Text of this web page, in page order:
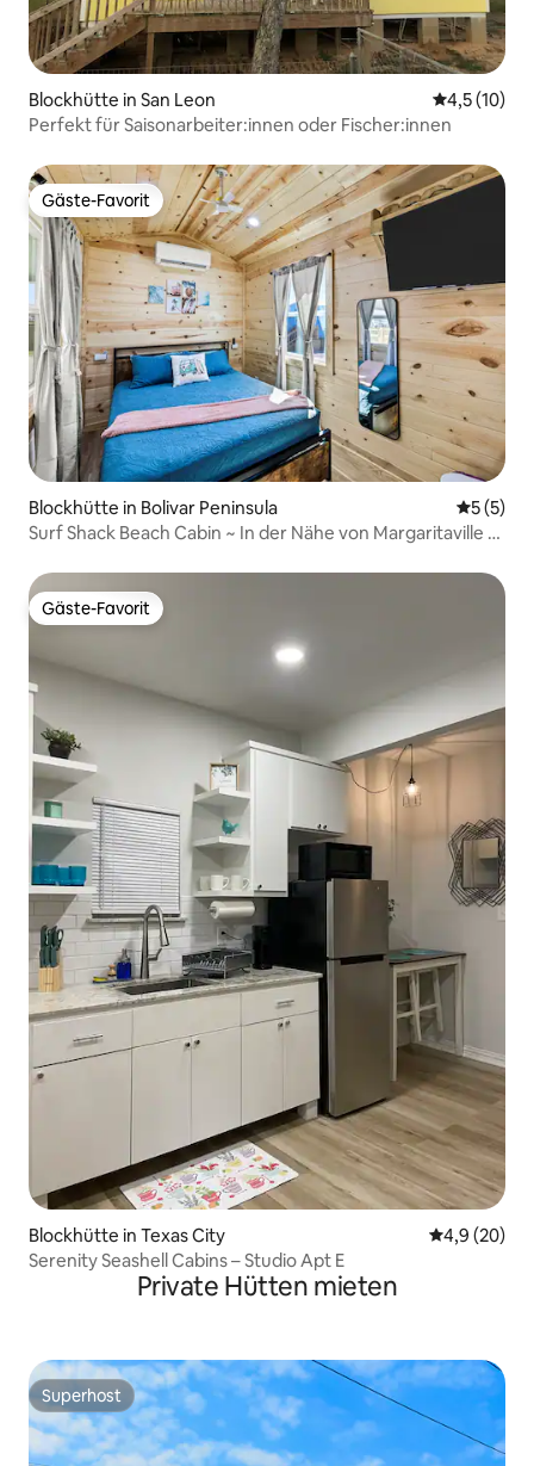
Blockhütte in San Leon
4,5 (10)
Perfekt für Saisonarbeiter:innen oder Fischer:innen
Gäste-Favorit
Gäste-Favorit
Blockhütte in Bolivar Peninsula
5 (5)
Surf Shack Beach Cabin ~ In der Nähe von Margaritaville ~
Gäste-Favorit
Gäste-Favorit
Blockhütte in Texas City
4,9 (20)
Serenity Seashell Cabins – Studio Apt E
Private Hütten mieten
Superhost
Superhost